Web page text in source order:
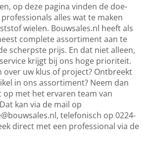
op deze pagina vinden de doe-
alles wat te maken
wielen. Bouwsales.nl heeft als
complete assortiment aan te
scherpste prijs. En dat niet alleen,
krijgt bij ons hoge prioriteit.
over uw klus of project? Ontbreekt
in ons assortiment? Neem dan
op met het ervaren team van
kan via de mail op
, telefonisch op 0224-
direct met een professional via de